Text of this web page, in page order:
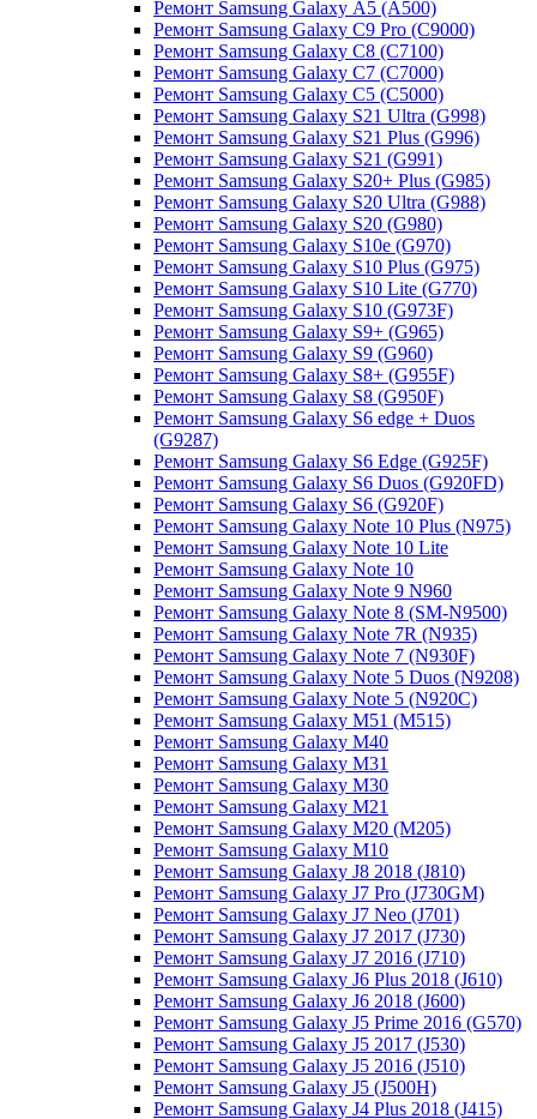
Ремонт Samsung Galaxу A5 (A500)
Ремонт Samsung Galaxy С9 Pro (C9000)
Ремонт Samsung Galaxy С8 (C7100)
Ремонт Samsung Galaxy С7 (C7000)
Ремонт Samsung Galaxy С5 (C5000)
Ремонт Samsung Galaxy S21 Ultra (G998)
Ремонт Samsung Galaxy S21 Plus (G996)
Ремонт Samsung Galaxy S21 (G991)
Ремонт Samsung Galaxy S20+ Plus (G985)
Ремонт Samsung Galaxy S20 Ultra (G988)
Ремонт Samsung Galaxy S20 (G980)
Ремонт Samsung Galaxy S10e (G970)
Ремонт Samsung Galaxy S10 Plus (G975)
Ремонт Samsung Galaxy S10 Lite (G770)
Ремонт Samsung Galaxy S10 (G973F)
Ремонт Samsung Galaxy S9+ (G965)
Ремонт Samsung Galaxy S9 (G960)
Ремонт Samsung Galaxy S8+ (G955F)
Ремонт Samsung Galaxy S8 (G950F)
Ремонт Samsung Galaxy S6 edge + Duos
(G9287)
Ремонт Samsung Galaxy S6 Edge (G925F)
Ремонт Samsung Galaxy S6 Duos (G920FD)
Ремонт Samsung Galaxy S6 (G920F)
Ремонт Samsung Galaxy Note 10 Plus (N975)
Ремонт Samsung Galaxy Note 10 Lite
Ремонт Samsung Galaxy Note 10
Ремонт Samsung Galaxy Note 9 N960
Ремонт Samsung Galaxy Note 8 (SM-N9500)
Ремонт Samsung Galaxy Note 7R (N935)
Ремонт Samsung Galaxy Note 7 (N930F)
Ремонт Samsung Galaxy Note 5 Duos (N9208)
Ремонт Samsung Galaxy Note 5 (N920C)
Ремонт Samsung Galaxy M51 (M515)
Ремонт Samsung Galaxy M40
Ремонт Samsung Galaxy M31
Ремонт Samsung Galaxy M30
Ремонт Samsung Galaxy M21
Ремонт Samsung Galaxy M20 (M205)
Ремонт Samsung Galaxy M10
Ремонт Samsung Galaxy J8 2018 (J810)
Ремонт Samsung Galaxy J7 Pro (J730GM)
Ремонт Samsung Galaxy J7 Neo (J701)
Ремонт Samsung Galaxy J7 2017 (J730)
Ремонт Samsung Galaxy J7 2016 (J710)
Ремонт Samsung Galaxy J6 Plus 2018 (J610)
Ремонт Samsung Galaxy J6 2018 (J600)
Ремонт Samsung Galaxy J5 Prime 2016 (G570)
Ремонт Samsung Galaxy J5 2017 (J530)
Ремонт Samsung Galaxy J5 2016 (J510)
Ремонт Samsung Galaxy J5 (J500H)
Ремонт Samsung Galaxy J4 Plus 2018 (J415)